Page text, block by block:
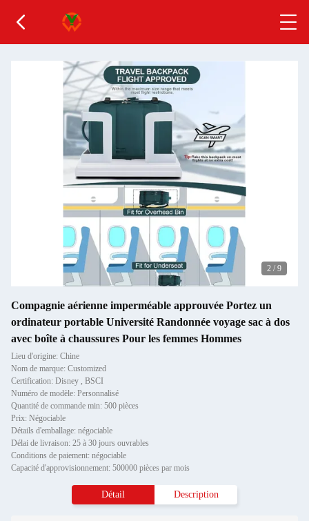
2 / 9
Compagnie aérienne imperméable approuvée Portez un
ordinateur portable Université Randonnée voyage sac à dos
avec boîte à chaussures Pour les femmes Hommes
Lieu d'origine: Chine
Nom de marque: Customized
Certification: Disney , BSCI
Numéro de modèle: Personnalisé
Quantité de commande min: 500 pièces
Prix: Négociable
Détails d'emballage: négociable
Délai de livraison: 25 à 30 jours ouvrables
Conditions de paiement: négociable
Capacité d'approvisionnement: 500000 pièces par mois
Détail Description